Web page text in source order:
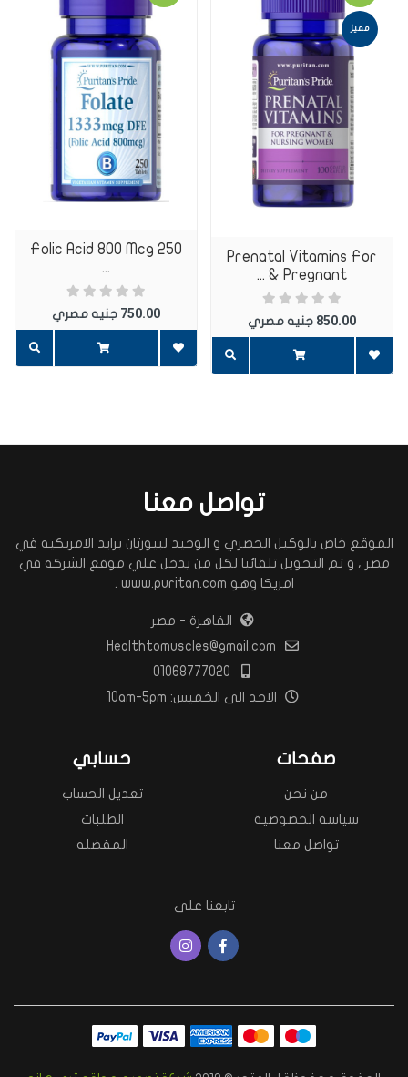
اختر تقييم
اضافة تعليق
اضف تعليق
مميز
Prenatal Vitamins For
Pregnant & ...
850.00 جنيه مصري
Folic Acid 800 Mcg 250
...
750.00 جنيه مصري
تواصل معنا
الموقع خاص بالوكيل الحصري و الوحيد لبيورتان برايد الامريكيه في
مصر ، و تم التحويل تلقائيا لكل من يدخل علي موقع الشركه في
امريكا وهو www.puritan.com .
القاهرة - مصر
الاحد الى الخميس: 10am-5pm
صفحات
من نحن
سياسة الخصوصية
تواصل معنا
حسابي
تعديل الحساب
الطلبات
المفضله
تابعنا على